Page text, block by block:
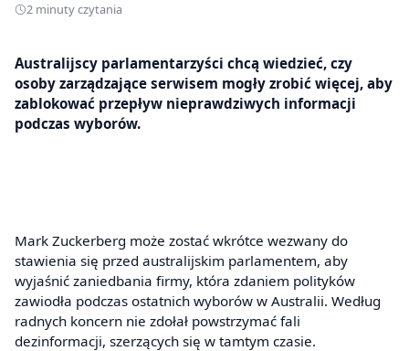
2 minuty czytania
Australijscy parlamentarzyści chcą wiedzieć, czy
osoby zarządzające serwisem mogły zrobić więcej, aby
zablokować przepływ nieprawdziwych informacji
podczas wyborów.
Mark Zuckerberg może zostać wkrótce wezwany do
stawienia się przed australijskim parlamentem, aby
wyjaśnić zaniedbania firmy, która zdaniem polityków
zawiodła podczas ostatnich wyborów w Australii. Według
radnych koncern nie zdołał powstrzymać fali
dezinformacji, szerzących się w tamtym czasie.